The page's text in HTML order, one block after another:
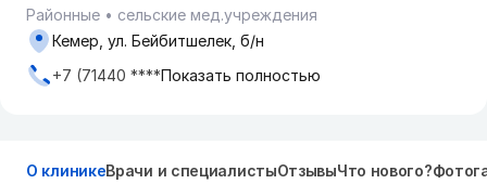
Районные
сельские мед.учреждения
Кемер, ул. Бейбитшелек, б/н
+7 (71440 ****Показать полностью
О клиникеВрачи и специалистыОтзывыЧто нового?